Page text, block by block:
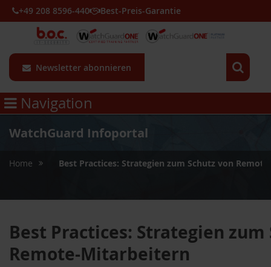
Newsletter abonnieren
+49 208 8596-440 Best-Preis-Garantie
Navigation
WatchGuard Infoportal
Home Best Practices: Strategien zum Schutz von
Best Practices: Strategien zum
Remote-Mitarbeitern